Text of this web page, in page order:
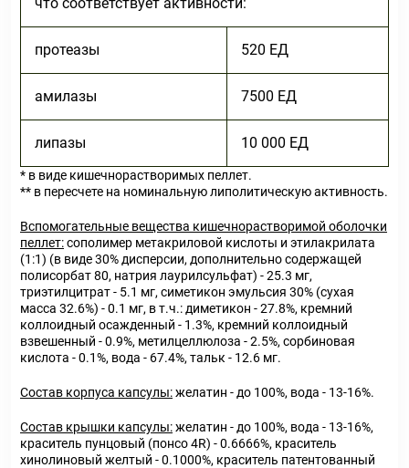
протеазы 520 ЕД
амилазы 7500 ЕД
липазы 10 000 ЕД
* в виде кишечнорастворимых пеллет.
** в пересчете на номинальную липолитическую активность.
Вспомогательные вещества кишечнорастворимой оболочки
пеллет:сополимер метакриловой кислоты и этилакрилата
(1:1) (в виде 30% дисперсии, дополнительно содержащей
полисорбат 80, натрия лаурилсульфат) - 25.3 мг,
триэтилцитрат - 5.1 мг, симетикон эмульсия 30% (сухая
масса 32.6%) - 0.1 мг, в т.ч.: диметикон - 27.8%, кремний
коллоидный осажденный - 1.3%, кремний коллоидный
взвешенный - 0.9%, метилцеллюлоза - 2.5%, сорбиновая
кислота - 0.1%, вода - 67.4%, тальк - 12.6 мг.
Состав корпуса капсулы:желатин - до 100%, вода - 13-16%.
Состав крышки капсулы:желатин - до 100%, вода - 13-16%,
краситель пунцовый (понсо 4R) - 0.6666%, краситель
хинолиновый желтый - 0.1000%, краситель патентованный